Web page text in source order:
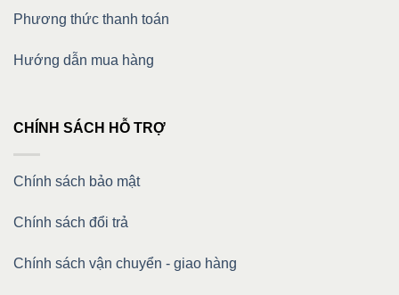
Phương thức thanh toán
Hướng dẫn mua hàng
CHÍNH SÁCH HỖ TRỢ
Chính sách bảo mật
Chính sách đổi trả
Chính sách vận chuyển - giao hàng